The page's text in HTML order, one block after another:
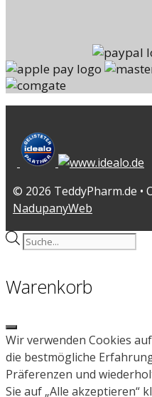
© 2026 TeddyPharm.de •
NadupanyWeb
Products
Warenkorb
Close
Wir verwenden Cookies
die bestmögliche
Präferenzen und
Sie auf „Alle akzeptieren“